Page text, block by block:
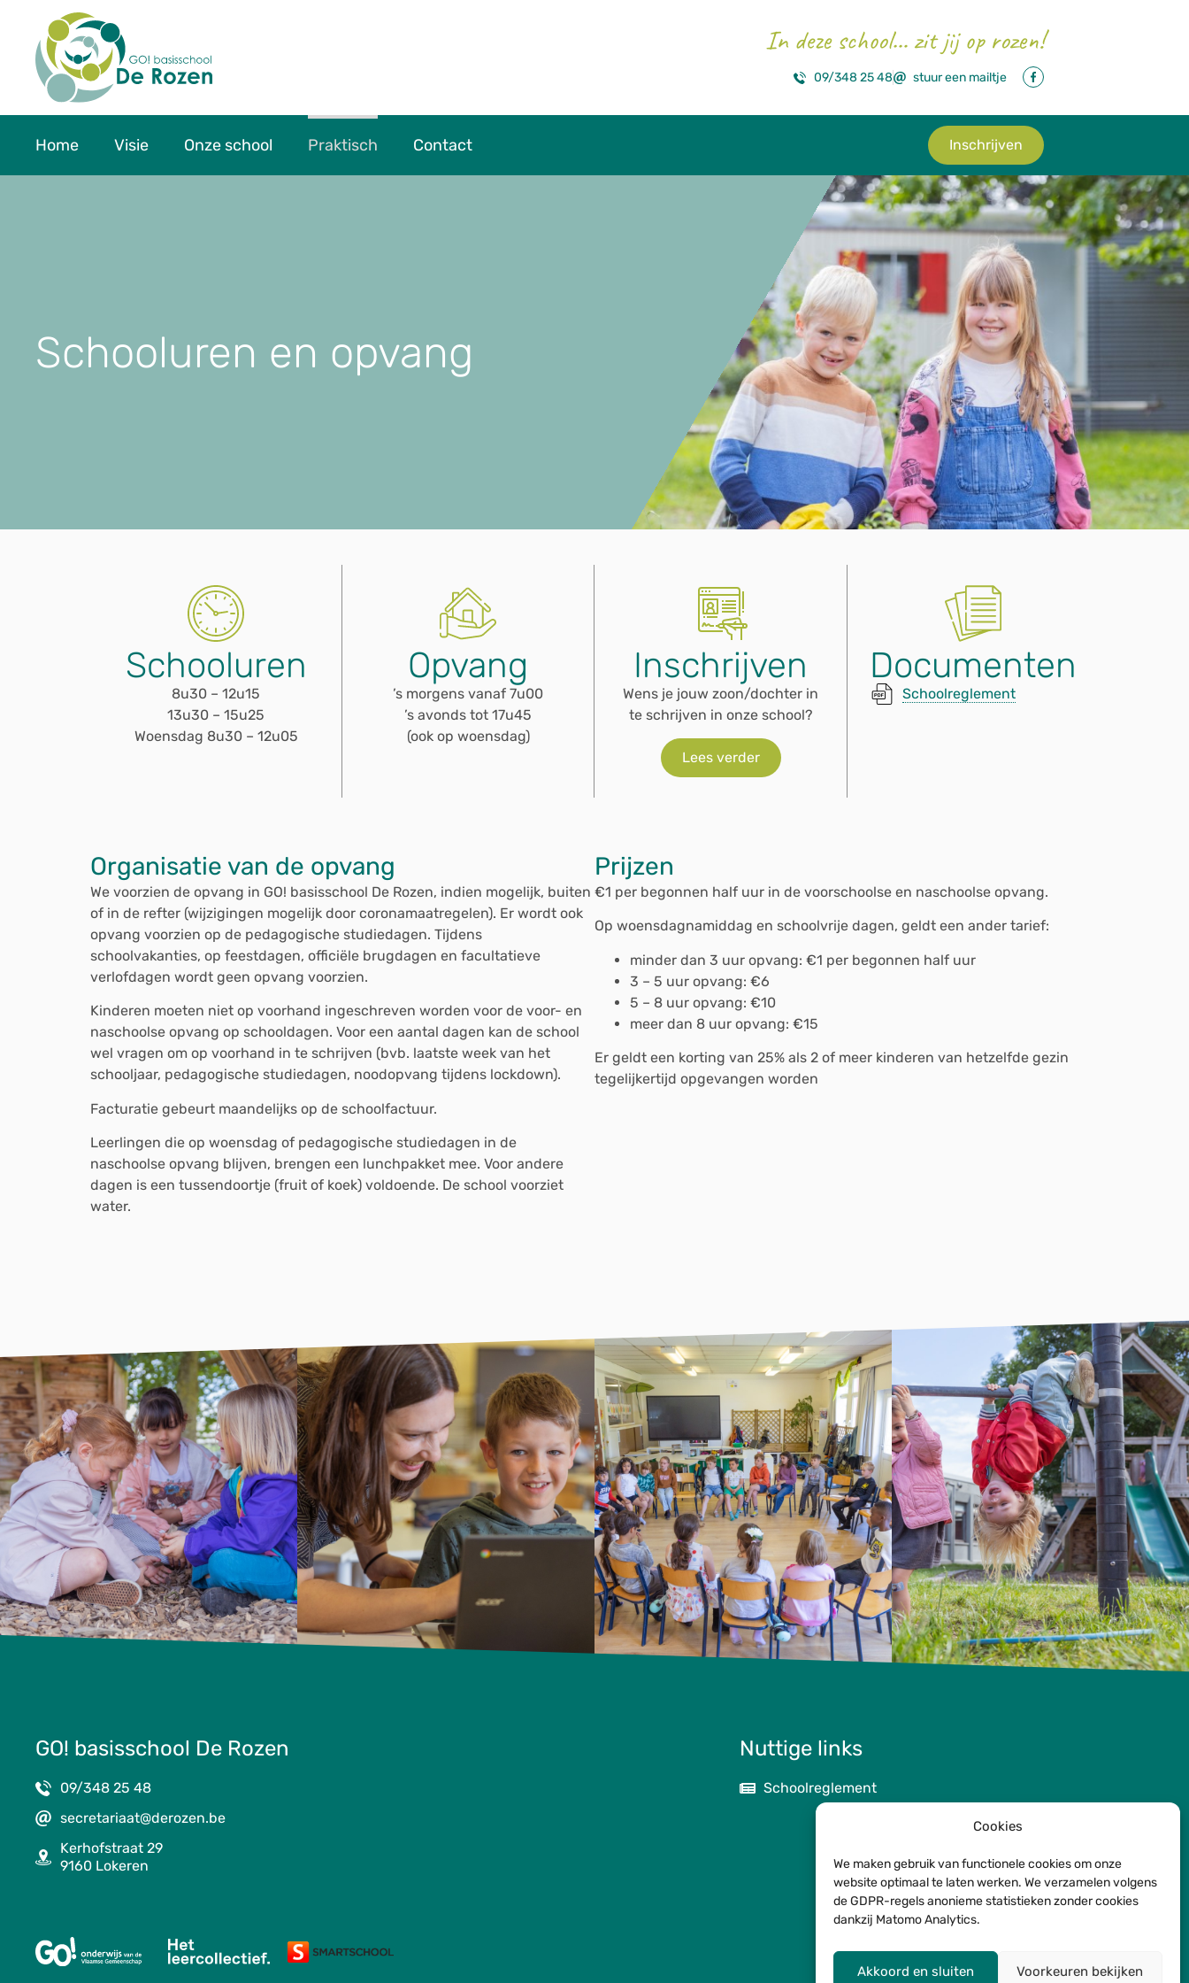
Cookies
We maken gebruik van functionele cookies om onze
website optimaal te laten werken. We verzamelen volgens
de GDPR-regels anonieme statistieken zonder cookies
dankzij Matomo Analytics.
Akkoord en sluiten Voorkeuren bekijken
In deze school… zit jij op rozen!
09/348 25 48 stuur een mailtje
Home Visie Onze school Praktisch Contact Inschrijven
Schooluren en opvang
Schooluren
8u30 – 12u15
13u30 – 15u25
Woensdag 8u30 – 12u05
Opvang
’s morgens vanaf 7u00
’s avonds tot 17u45
(ook op woensdag)
Inschrijven
Wens je jouw zoon/dochter in
te schrijven in onze school?
Lees verder
Documenten
Schoolreglement
Organisatie van de opvang
We voorzien de opvang in GO! basisschool De Rozen, indien mogelijk, buiten
of in de refter (wijzigingen mogelijk door coronamaatregelen). Er wordt ook
opvang voorzien op de pedagogische studiedagen. Tijdens
schoolvakanties, op feestdagen, officiële brugdagen en facultatieve
verlofdagen wordt geen opvang voorzien.
Kinderen moeten niet op voorhand ingeschreven worden voor de voor- en
naschoolse opvang op schooldagen. Voor een aantal dagen kan de school
wel vragen om op voorhand in te schrijven (bvb. laatste week van het
schooljaar, pedagogische studiedagen, noodopvang tijdens lockdown).
Facturatie gebeurt maandelijks op de schoolfactuur.
Leerlingen die op woensdag of pedagogische studiedagen in de
naschoolse opvang blijven, brengen een lunchpakket mee. Voor andere
dagen is een tussendoortje (fruit of koek) voldoende. De school voorziet
water.
Prijzen
€1 per begonnen half uur in de voorschoolse en naschoolse opvang.
Op woensdagnamiddag en schoolvrije dagen, geldt een ander tarief:
minder dan 3 uur opvang: €1 per begonnen half uur
3 – 5 uur opvang: €6
5 – 8 uur opvang: €10
meer dan 8 uur opvang: €15
Er geldt een korting van 25% als 2 of meer kinderen van hetzelfde gezin
tegelijkertijd opgevangen worden
GO! basisschool De Rozen
09/348 25 48
secretariaat@derozen.be
Kerhofstraat 29
9160 Lokeren
Nuttige links
Schoolreglement